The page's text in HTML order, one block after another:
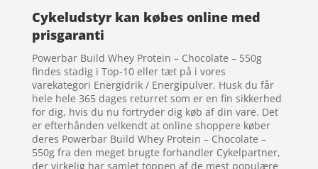
Cykeludstyr kan købes online med
prisgaranti
Powerbar Build Whey Protein – Chocolate – 550g
findes stadig i Top-10 eller tæt på i vores
varekategori Energidrik / Energipulver. Husk du får
hele hele 365 dages returret som er en fin sikkerhed
for dig, hvis du nu fortryder dig køb af din vare. Det
er efterhånden velkendt at online shoppere køber
deres Powerbar Build Whey Protein – Chocolate –
550g fra den meget brugte forhandler Cykelpartner,
der virkelig har samlet toppen af de mest populære